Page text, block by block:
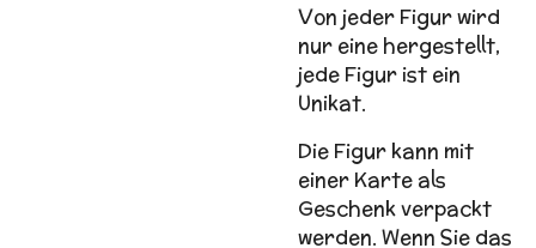
Von jeder Figur wird
nur eine hergestellt,
jede Figur ist ein
Unikat.
Die Figur kann mit
einer Karte als
Geschenk verpackt
werden. Wenn Sie das